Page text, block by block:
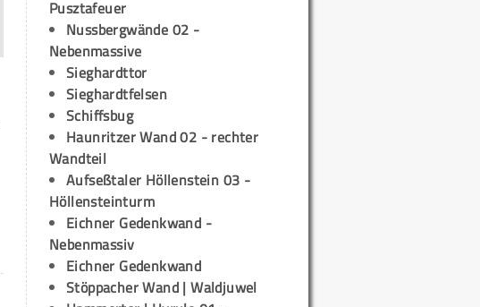
Pusztafeuer
Nussbergwände 02 -
Nebenmassive
Sieghardttor
Sieghardtfelsen
Schiffsbug
Haunritzer Wand 02 - rechter
Wandteil
Aufseßtaler Höllenstein 03 -
Höllensteinturm
Eichner Gedenkwand -
Nebenmassiv
Eichner Gedenkwand
Stöppacher Wand | Waldjuwel